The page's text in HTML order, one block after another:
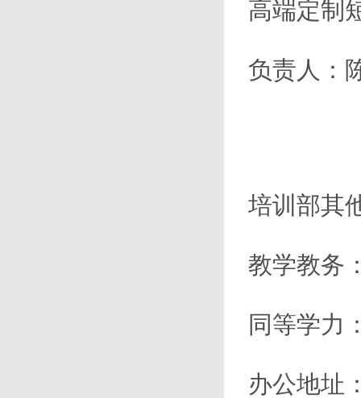
高端定制
负责人：
培训部其
教学教务
同等学力
办公地址